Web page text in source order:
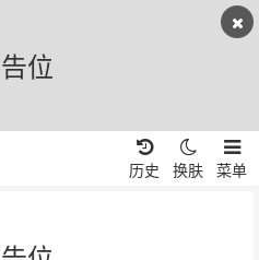
位
菜单
换肤
历史